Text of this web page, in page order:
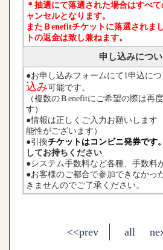
＊抽選にて落選された場合はすべ
ャンセルとなります。
またＢenefitチケットに落選されま
トの返金は致し兼ねます。
申し込みにつ
●お申し込みフォームにて1申込につ
込み可能です。
（複数のＢenefitにご希望の際は再
す）
●情報は正しくご入力お願いします
能性がございます）
●引換チケットはコンビニ発券です
してお持ちください
●システム手数料など各種、手数料
●お客様のご都合で参加できなかっ
きませんのでご了承ください。
<<prev all